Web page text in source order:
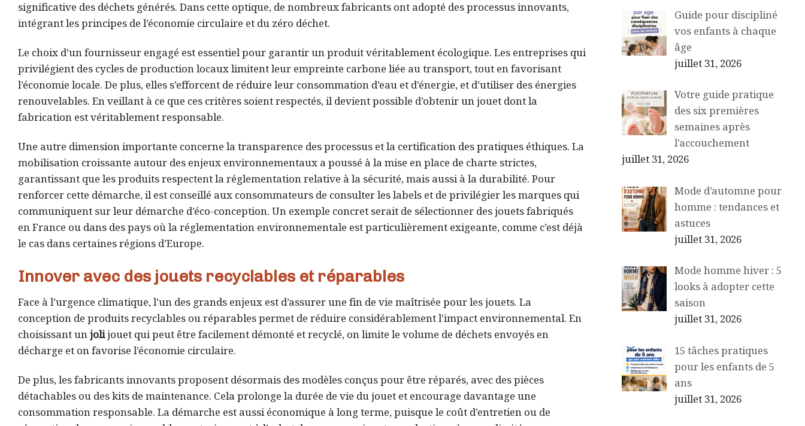
significative des déchets générés. Dans cette optique, de nombreux fabricants ont adopté des processus innovants,
intégrant les principes de l’économie circulaire et du zéro déchet.
Le choix d’un fournisseur engagé est essentiel pour garantir un produit véritablement écologique. Les entreprises qui
privilégient des cycles de production locaux limitent leur empreinte carbone liée au transport, tout en favorisant
l’économie locale. De plus, elles s’efforcent de réduire leur consommation d’eau et d’énergie, et d’utiliser des énergies
renouvelables. En veillant à ce que ces critères soient respectés, il devient possible d’obtenir un jouet dont la
fabrication est véritablement responsable.
Une autre dimension importante concerne la transparence des processus et la certification des pratiques éthiques. La
mobilisation croissante autour des enjeux environnementaux a poussé à la mise en place de charte strictes,
garantissant que les produits respectent la réglementation relative à la sécurité, mais aussi à la durabilité. Pour
renforcer cette démarche, il est conseillé aux consommateurs de consulter les labels et de privilégier les marques qui
communiquent sur leur démarche d’éco-conception. Un exemple concret serait de sélectionner des jouets fabriqués
en France ou dans des pays où la réglementation environnementale est particulièrement exigeante, comme c’est déjà
le cas dans certaines régions d’Europe.
Innover avec des jouets recyclables et réparables
Face à l’urgence climatique, l’un des grands enjeux est d’assurer une fin de vie maîtrisée pour les jouets. La
conception de produits recyclables ou réparables permet de réduire considérablement l’impact environnemental. En
choisissant unjolijouet qui peut être facilement démonté et recyclé, on limite le volume de déchets envoyés en
décharge et on favorise l’économie circulaire.
De plus, les fabricants innovants proposent désormais des modèles conçus pour être réparés, avec des pièces
détachables ou des kits de maintenance. Cela prolonge la durée de vie du jouet et encourage davantage une
consommation responsable. La démarche est aussi économique à long terme, puisque le coût d’entretien ou de
Guide pour discipliné
vos enfants à chaque
âge
juillet 31, 2026
Votre guide pratique
des six premières
semaines après
l’accouchement
juillet 31, 2026
Mode d’automne pour
homme : tendances et
astuces
juillet 31, 2026
Mode homme hiver : 5
looks à adopter cette
saison
juillet 31, 2026
15 tâches pratiques
pour les enfants de 5
ans
juillet 31, 2026